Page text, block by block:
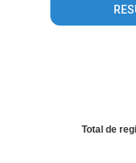
Total de